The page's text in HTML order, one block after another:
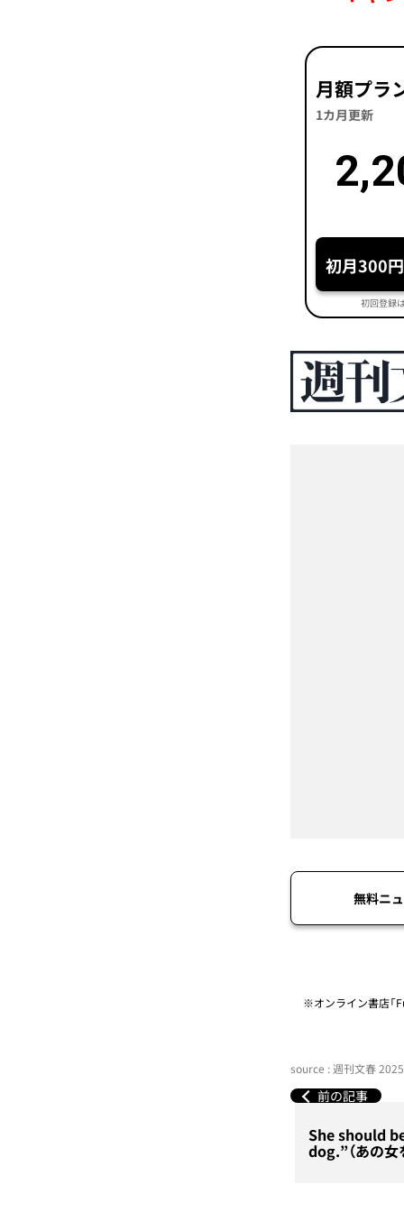
月額プラ
1カ月更新
初月300
初回登録
無料ニ
※オンライン書店「
source : 週刊文春
前の記事
She should
dog.”（あの女